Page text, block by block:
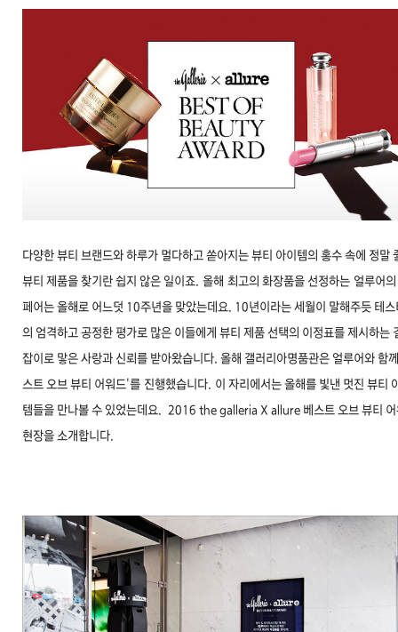
문
다양한 뷰티 브랜드와 하루가 멀다하고 쏟아지는 뷰티 아이템의 홍수 속에 정말
뷰티 제품을 찾기란 쉽지 않은 일이죠. 올해 최고의 화장품을 선정하는 얼루어
페어는 올해로 어느덧 10주년을 맞았는데요. 10년이라는 세월이 말해주듯 테스
의 엄격하고 공정한 평가로 많은 이들에게 뷰티 제품 선택의 이정표를 제시하는
잡이로 맣은 사랑과 신뢰를 받아왔습니다. 올해 갤러리아명품관은 얼루어와 함
스트 오브 뷰티 어워드'를 진행했습니다. 이 자리에서는 올해를 빛낸 멋진 뷰티
템들을 만나볼 수 있었는데요. 2016 the galleria X allure 베스트 오브 뷰티 어
현장을 소개합니다.